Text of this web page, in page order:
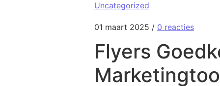
Uncategorized
01 maart 2025 / 0 reacties
Flyers